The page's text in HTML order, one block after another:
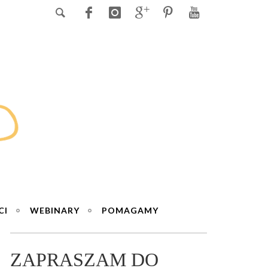
WEBINARY POMAGAMY
ZAPRASZAM DO